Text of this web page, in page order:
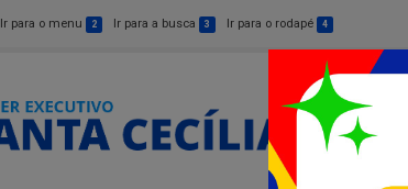
Ir para o menu 2 Ir para a busca 3 Ir para o rodapé 4